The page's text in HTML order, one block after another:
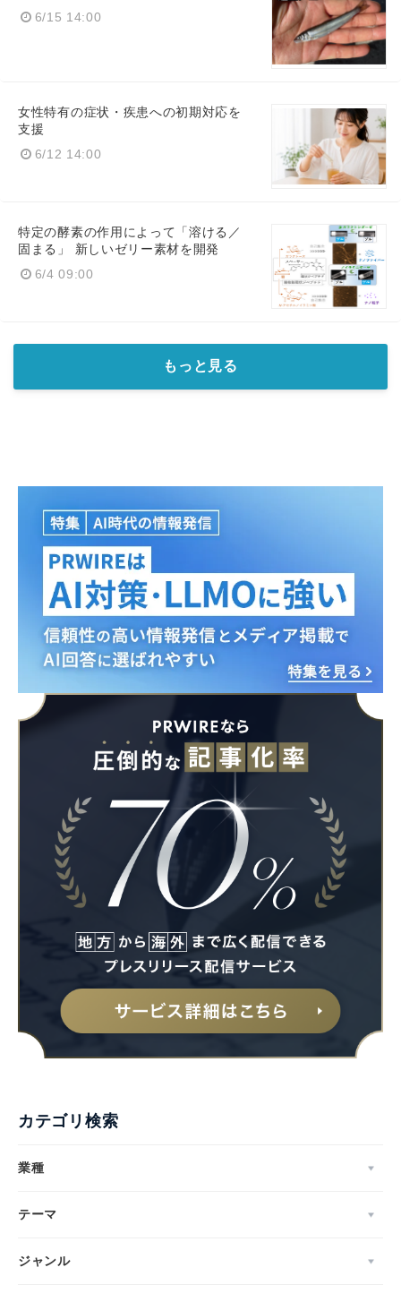
6/15 14:00
女性特有の症状・疾患への初期対応を
支援
6/12 14:00
特定の酵素の作用によって「溶ける／
固まる」 新しいゼリー素材を開発
6/4 09:00
もっと見る
カテゴリ検索
業種
テーマ
ジャンル